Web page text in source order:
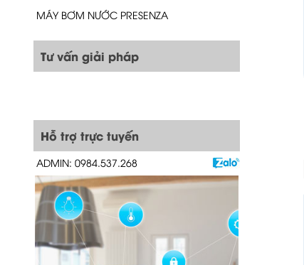
MÁY BƠM NƯỚC PRESENZA
Tư vấn giải pháp
Hỗ trợ trực tuyến
ADMIN: 0984.537.268